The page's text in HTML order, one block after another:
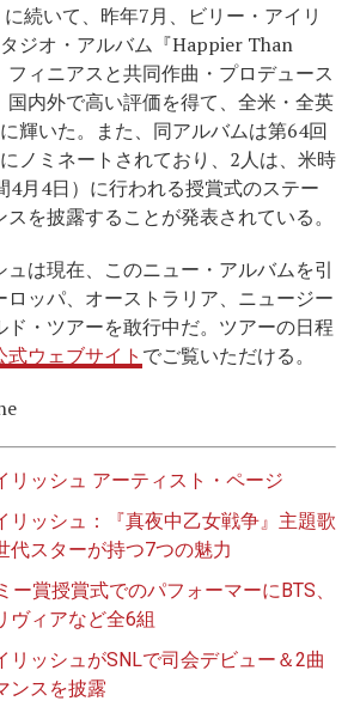
に続いて、昨年7月、ビリー・アイリ
ジオ・アルバム『Happier Than
ィニアスと共同作曲・プロデュース
国内外で高い評価を得て、全米・全英
輝いた。また、同アルバムは第64回
ノミネートされており、2人は、米時
4月4日）に行われる授賞式のステー
を披露することが発表されている。
ュは現在、このニュー・アルバムを引
ロッパ、オーストラリア、ニュージー
ド・ツアーを敢行中だ。ツアーの日程
式ウェブサイト でご覧いただける。
リッシュ アーティスト・ページ
リッシュ：『真夜中乙女戦争』主題歌
代スターが持つ7つの魅力
ー賞授賞式でのパフォーマーにBTS、
ヴィアなど全6組
リッシュがSNLで司会デビュー＆2曲
ンスを披露